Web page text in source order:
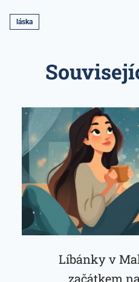
láska
Líbánky v
začátkem